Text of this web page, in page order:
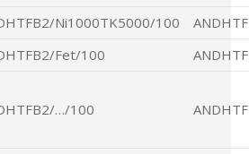
Ni1000TK5000/100
Fet/100
…/100